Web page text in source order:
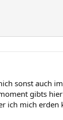
sonst auch
gibts
ich mich erden